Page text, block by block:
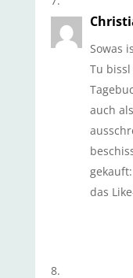
Sowas
Tu
auch
das